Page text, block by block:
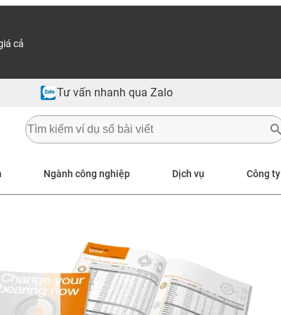
cả
Tư vấn nhanh qua Zalo
Ngành công nghiệp Dịch vụ Công ty